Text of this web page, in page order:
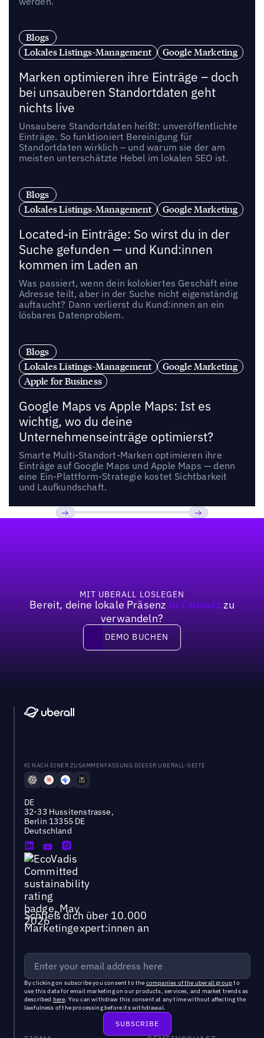
Blogs
Lokales Listings-Management
Google Marketing
Marken optimieren ihre Einträge – doch
bei unsauberen Standortdaten geht
nichts live
Unsaubere Standortdaten heißt: unveröffentlichte
Einträge. So funktioniert Bereinigung für
Standortdaten wirklich – und warum sie der am
meisten unterschätzte Hebel im lokalen SEO ist.
Blogs
Lokales Listings-Management
Google Marketing
Located-in Einträge: So wirst du in der
Suche gefunden — und Kund:innen
kommen im Laden an
Was passiert, wenn dein kolokiertes Geschäft eine
Adresse teilt, aber in der Suche nicht eigenständig
auftaucht? Dann verlierst du Kund:innen an ein
lösbares Datenproblem.
Blogs
Lokales Listings-Management
Google Marketing
Apple for Business
Google Maps vs Apple Maps: Ist es
wichtig, wo du deine
Unternehmenseinträge optimierst?
Smarte Multi-Standort-Marken optimieren ihre
Einträge auf Google Maps und Apple Maps — denn
eine Ein-Plattform-Strategie kostet Sichtbarkeit
und Laufkundschaft.
MIT UBERALL LOSLEGEN
Bereit, deine lokale Präsenz in Umsatzzu
verwandeln?
DEMO BUCHEN
DEMO BUCHEN
KI NACH EINER ZUSAMMENFASSUNG DIESER UBERALL-SEITE
DE
32-33 Hussitenstrasse,
Berlin 13355 DE
Deutschland
Schließ dich über 10.000
Marketingexpert:innen an
By clicking on subscribe you consent to the companies of the uberall groupto
use this data for email marketing on our products, services, and market trends as
described here. You can withdraw this consent at any time without affecting the
lawfulness of the processing before its withdrawal.